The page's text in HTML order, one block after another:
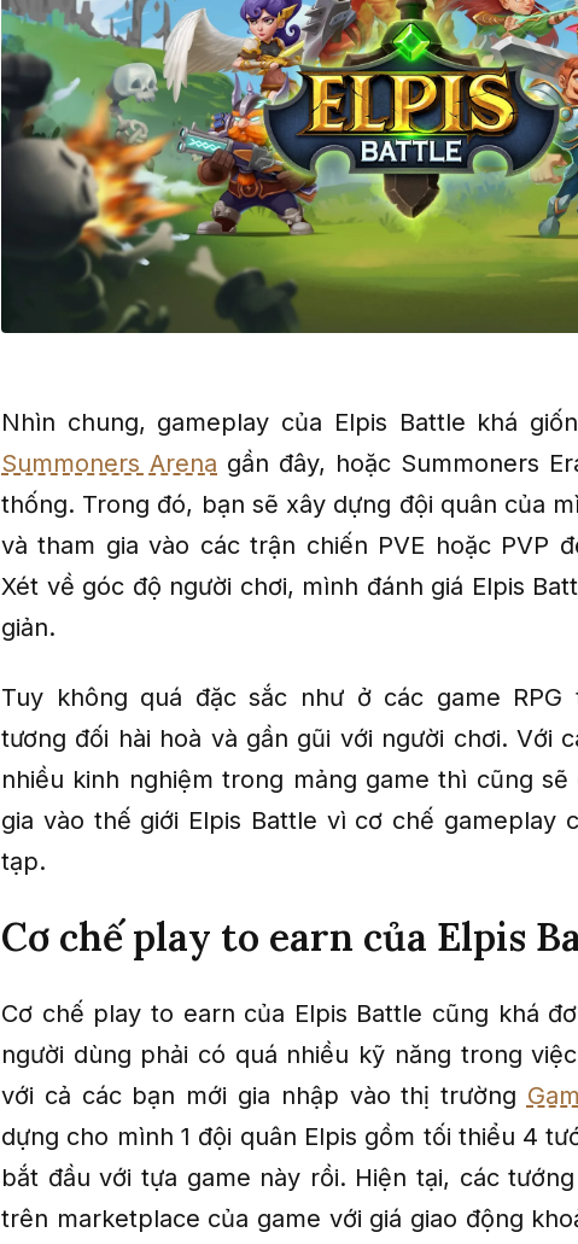
Nhìn chung, gameplay của Elpis Battle khá
Summoners Arena gần đây, hoặc Summoners
thống. Trong đó, bạn sẽ xây dựng đội quân của
và tham gia vào các trận chiến PVE hoặc PVP
Xét về góc độ người chơi, mình đánh giá Elpis
giản.
Tuy không quá đặc sắc như ở các game RPG
tương đối hài hoà và gần gũi với người chơi. Với
nhiều kinh nghiệm trong mảng game thì cũng
gia vào thế giới Elpis Battle vì cơ chế gameplay
tạp.
Cơ chế play to earn của Elpis
Cơ chế play to earn của Elpis Battle cũng khá
người dùng phải có quá nhiều kỹ năng trong
với cả các bạn mới gia nhập vào thị trường
dựng cho mình 1 đội quân Elpis gồm tối thiểu 4
bắt đầu với tựa game này rồi. Hiện tại, các
trên marketplace của game với giá giao động